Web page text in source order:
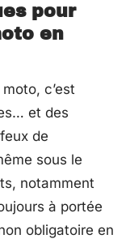
pour
en
c’est
et des
de
sous le
notamment
à portée
obligatoire en